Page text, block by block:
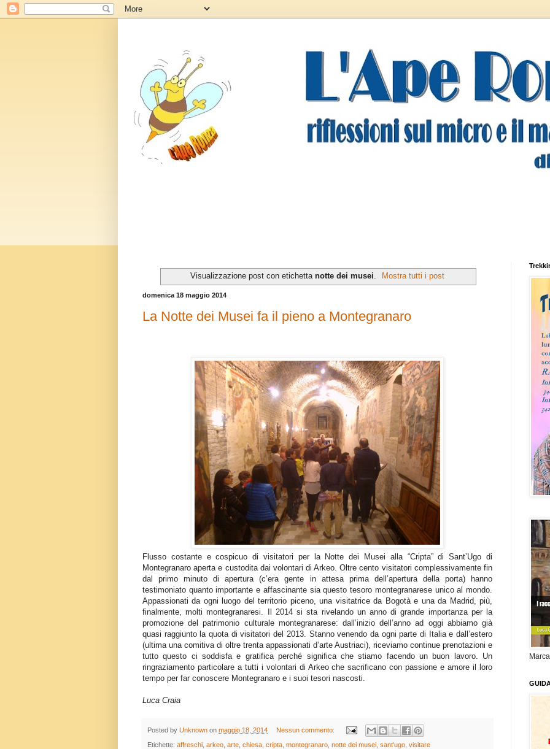
Visualizzazione post con etichetta notte dei musei Mostra tutti i post
domenica 18 maggio 2014
La Notte dei Musei fa il pieno a Montegranaro
Flusso costante e cospicuo di visitatori per la Notte dei Musei alla “Cripta” di Sant’Ugo di
Montegranaro aperta e custodita dai volontari di Arkeo. Oltre cento visitatori complessivamente fin
dal primo minuto di apertura (c’era gente in attesa prima dell’apertura della porta) hanno
testimoniato quanto importante e affascinante sia questo tesoro montegranarese unico al mondo.
Appassionati da ogni luogo del territorio piceno, una visitatrice da Bogotà e una da Madrid, più,
finalmente, molti montegranaresi. Il 2014 si sta rivelando un anno di grande importanza per la
promozione del patrimonio culturale montegranarese: dall’inizio dell’anno ad oggi abbiamo già
quasi raggiunto la quota di visitatori del 2013. Stanno venendo da ogni parte di Italia e dall’estero
(ultima una comitiva di oltre trenta appassionati d’arte Austriaci), riceviamo continue prenotazioni e
tutto questo ci soddisfa e gratifica perché significa che stiamo facendo un buon lavoro. Un
ringraziamento particolare a tutti i volontari di Arkeo che sacrificano con passione e amore il loro
tempo per far conoscere Montegranaro e i suoi tesori nascosti.
Luca Craia
Posted by Unknown on maggio 18, 2014 Nessun commento:
Etichette: affreschi arkeo arte chiesa cripta montegranaro notte dei musei sant'ugo visitare
Marca